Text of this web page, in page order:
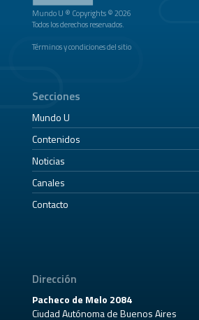
Mundo U ® Copyrights © 2026
Todos los derechos reservados.
Términos y condiciones del sitio
Secciones
Mundo U
Contenidos
Noticias
Canales
Contacto
Dirección
Pacheco de Melo 2084
Ciudad Autónoma de Buenos Aires